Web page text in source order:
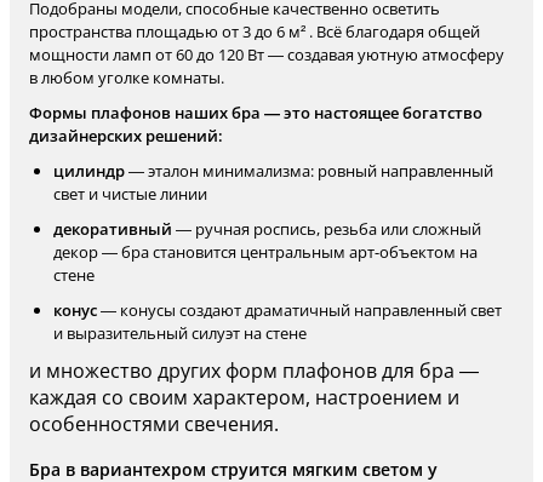
Подобраны модели, способные качественно осветить
пространства площадью от 3 до 6 м² . Всё благодаря общей
мощности ламп от 60 до 120 Вт — создавая уютную атмосферу
в любом уголке комнаты.
Формы плафонов наших бра — это настоящее богатство
дизайнерских решений:
цилиндр— эталон минимализма: ровный направленный
свет и чистые линии
декоративный — ручная роспись, резьба или сложный
декор — бра становится центральным арт-объектом на
стене
конус— конусы создают драматичный направленный свет
и выразительный силуэт на стене
и множество других форм плафонов для бра —
каждая со своим характером, настроением и
особенностями свечения.
Бра в вариантехром струится мягким светом у